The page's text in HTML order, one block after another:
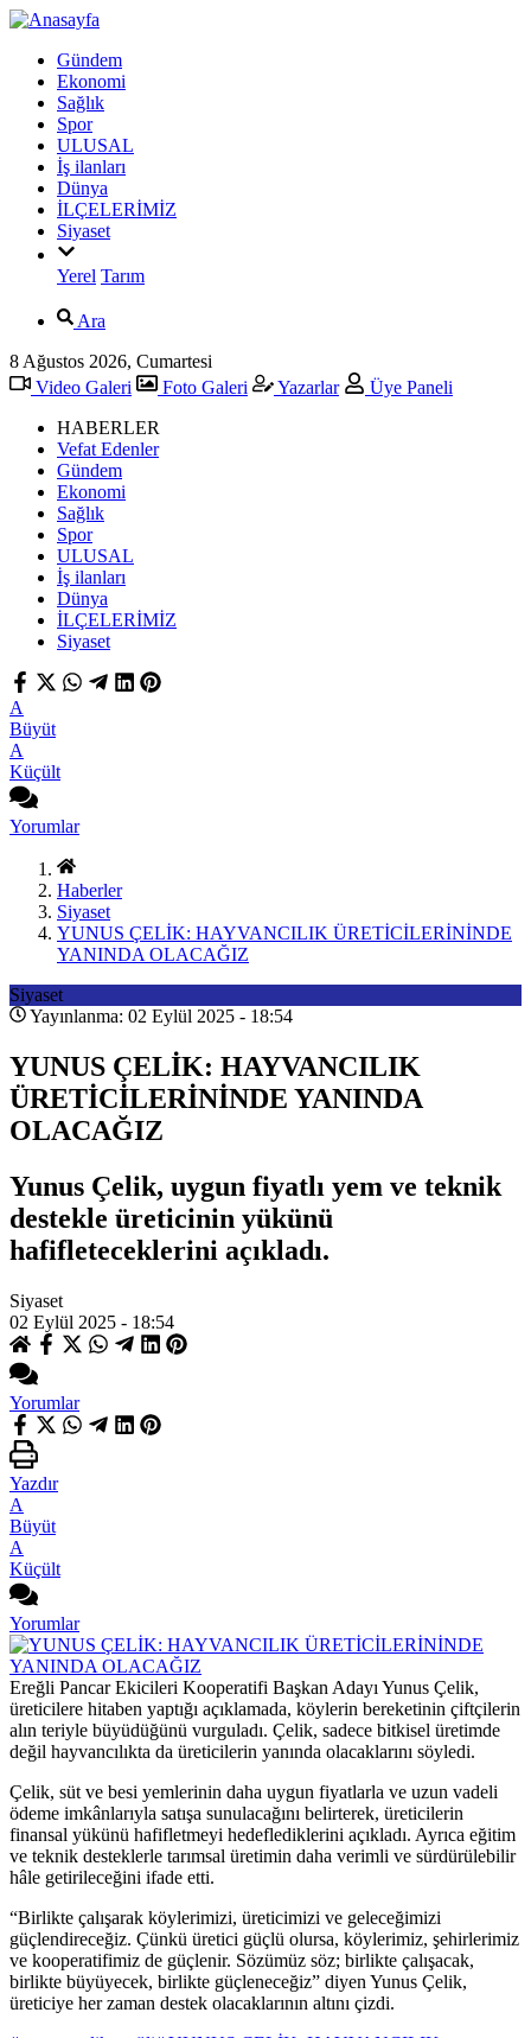
Gündem
Ekonomi
Sağlık
Spor
ULUSAL
İş ilanları
Dünya
İLÇELERİMİZ
Siyaset
Yerel Tarım
Ara
8 Ağustos 2026, Cumartesi
Video Galeri
Foto Galeri Yazarlar
Üye Paneli
HABERLER
Vefat Edenler
Gündem
Ekonomi
Sağlık
Spor
ULUSAL
İş ilanları
Dünya
İLÇELERİMİZ
Siyaset
A
Büyüt
A
Küçült
Yorumlar
Haberler
Siyaset
YUNUS ÇELİK: HAYVANCILIK ÜRETİCİLERİNİNDE
YANINDA OLACAĞIZ
Siyaset
Yayınlanma: 02 Eylül 2025 - 18:54
YUNUS ÇELİK: HAYVANCILIK
ÜRETİCİLERİNİNDE YANINDA
OLACAĞIZ
Yunus Çelik, uygun fiyatlı yem ve teknik
destekle üreticinin yükünü
hafifleteceklerini açıkladı.
Siyaset
02 Eylül 2025 - 18:54
Yorumlar
Yazdır
A
Büyüt
A
Küçült
Yorumlar
Ereğli Pancar Ekicileri Kooperatifi Başkan Adayı Yunus Çelik,
üreticilere hitaben yaptığı açıklamada, köylerin bereketinin çiftçilerin
alın teriyle büyüdüğünü vurguladı. Çelik, sadece bitkisel üretimde
değil hayvancılıkta da üreticilerin yanında olacaklarını söyledi.
Çelik, süt ve besi yemlerinin daha uygun fiyatlarla ve uzun vadeli
ödeme imkânlarıyla satışa sunulacağını belirterek, üreticilerin
finansal yükünü hafifletmeyi hedeflediklerini açıkladı. Ayrıca eğitim
ve teknik desteklerle tarımsal üretimin daha verimli ve sürdürülebilir
hâle getirileceğini ifade etti.
“Birlikte çalışarak köylerimizi, üreticimizi ve geleceğimizi
güçlendireceğiz. Çünkü üretici güçlü olursa, köylerimiz, şehirlerimiz
ve kooperatifimiz de güçlenir. Sözümüz söz; birlikte çalışacak,
birlikte büyüyecek, birlikte güçleneceğiz” diyen Yunus Çelik,
üreticiye her zaman destek olacaklarının altını çizdi.